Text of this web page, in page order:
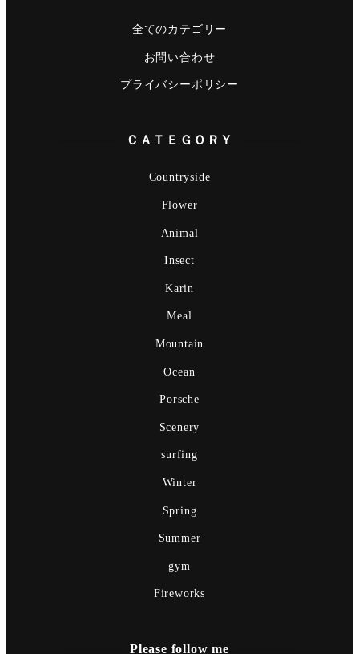
全てのカテゴリー
お問い合わせ
プライバシーポリシー
ＣＡＴＥＧＯＲＹ
Countryside
Flower
Animal
Insect
Karin
Meal
Mountain
Ocean
Porsche
Scenery
surfing
Winter
Spring
Summer
gym
Fireworks
Please follow me